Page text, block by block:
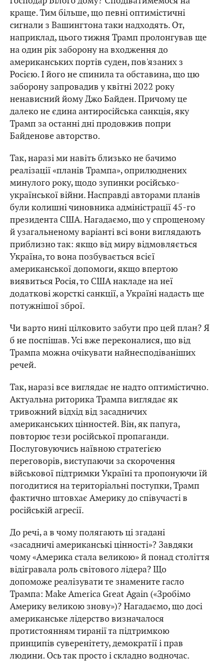
краще. Тим більше, що певні оптимістичні
сигнали з Вашингтона таки надходять. От,
наприклад, цього тижня Трамп пролонгував ще
на один рік заборону на входження до
американських портів суден, пов'язаних з
Росією. І його не спинила та обставина, що цю
заборону запровадив у квітні 2022 року
ненависний йому Джо Байден. Причому це
далеко не єдина антиросійська санкція, яку
Трамп за останні дні продовжив попри
Байденове авторство.
Так, наразі ми навіть близько не бачимо
реалізації «планів Трампа», оприлюднених
минулого року, щодо зупинки російсько-
української війни. Насправді авторами планів
були колишні чиновника адміністрації 45-го
президента США. Нагадаємо, що у спрощеному
й узагальненому варіанті всі вони виглядають
приблизно так: якщо від миру відмовляється
Україна, то вона позбувається всієї
американської допомоги, якщо впертою
виявиться Росія, то США накладе на неї
додаткові жорсткі санкції, а Україні надасть ще
потужнішої зброї.
Чи варто нині цілковито забути про цей план? Я
б не поспішав. Усі вже переконалися, що від
Трампа можна очікувати найнесподіваніших
речей.
Так, наразі все виглядає не надто оптимістично.
Актуальна риторика Трампа виглядає як
тривожний відхід від засадничих
американських цінностей. Він, як папуга,
повторює тези російської пропаганди.
Послуговуючись наївною стратегією
переговорів, виступаючи за скорочення
військової підтримки Україні та пропонуючи їй
погодитися на територіальні поступки, Трамп
фактично штовхає Америку до співучасті в
російській агресії.
До речі, а в чому полягають ці згадані
«засадничі американські цінності»? Завдяки
чому «Америка стала великою» й понад століття
відігравала роль світового лідера? Що
допоможе реалізувати те знамените гасло
Трампа: Make America Great Again («Зробімо
Америку великою знову»)? Нагадаємо, що досі
американське лідерство визначалося
протистоянням тиранії та підтримкою
принципів суверенітету, демократії і прав
людини. Ось так просто і складно водночас.